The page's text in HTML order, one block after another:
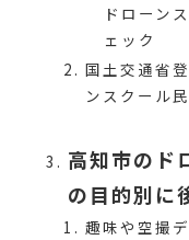
ドローン
ェック
国土交通省
ンスクール
高知市のド
の目的別に
趣味や空撮